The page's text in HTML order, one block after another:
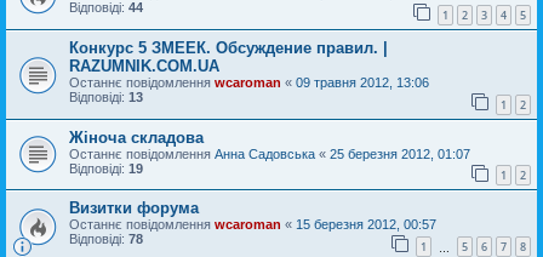
Відповіді: 44 1 2 3 4 5
Конкурс 5 ЗМЕЕК. Обсуждение правил. |
RAZUMNIK.COM.UA
Останнє повідомлення wcaroman « 09 травня 2012, 13:06
Відповіді: 13 1 2
Жіноча складова
Останнє повідомлення Анна Садовська « 25 березня 2012, 01:07
Відповіді: 19 1 2
Визитки форума
Останнє повідомлення wcaroman « 15 березня 2012, 00:57
Відповіді: 78 1 5 6 7 8